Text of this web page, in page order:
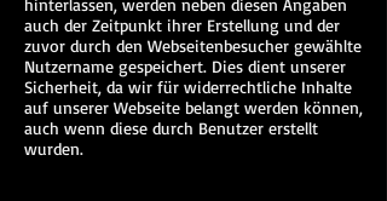
hinterlassen, werden neben diesen Angaben
auch der Zeitpunkt ihrer Erstellung und der
zuvor durch den Webseitenbesucher gewählte
Nutzername gespeichert. Dies dient unserer
Sicherheit, da wir für widerrechtliche Inhalte
auf unserer Webseite belangt werden können,
auch wenn diese durch Benutzer erstellt
wurden.